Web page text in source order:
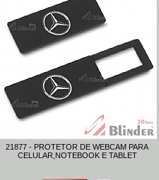
21877 - PROTETOR DE WEBCAM PARA
CELULAR,NOTEBOOK E TABLET